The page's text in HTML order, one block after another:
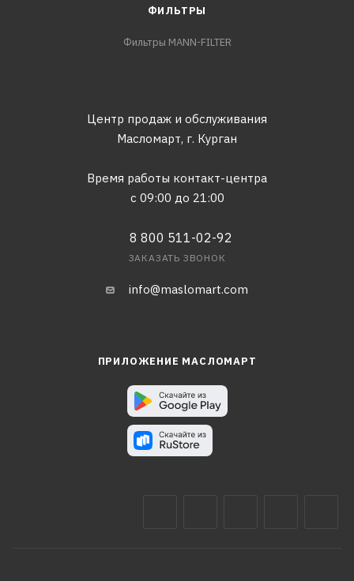
ФИЛЬТРЫ
Фильтры MANN-FILTER
Центр продаж и обслуживания
Масломарт, г. Курган
Время работы контакт-центра
с 09:00 до 21:00
8 800 511-02-92
ЗАКАЗАТЬ ЗВОНОК
info@maslomart.com
ПРИЛОЖЕНИЕ МАСЛОМАРТ